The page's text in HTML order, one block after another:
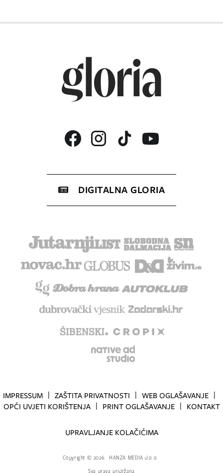
DIGITALNA GLORIA
IMPRESSUM ZAŠTITA PRIVATNOSTI
WEB OGLAŠAVANJE
OPĆI UVJETI KORIŠTENJA
PRINT OGLAŠAVANJE KONTAKT
UPRAVLJANJE KOLAČIĆIMA
Copyright © 2026.
HANZA MEDIA d.o.o
Sva prava pridržana